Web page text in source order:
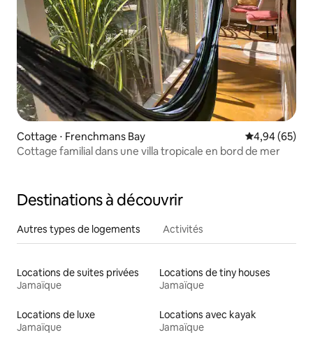
Cottage ⋅ Frenchmans Bay Évaluation
4,94 (65)
Cottage familial dans une villa tropicale en bord de mer
Destinations à découvrir
Autres types de logements Activités
Locations de suites privées
Jamaïque
Locations de tiny houses
Jamaïque
Locations de luxe
Jamaïque
Locations avec kayak
Jamaïque